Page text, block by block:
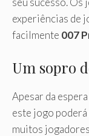
experiências de
facilmente 007
Um sopro
Apesar da espera
este jogo
muitos